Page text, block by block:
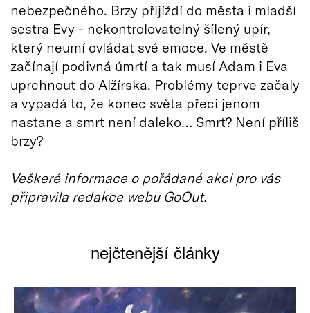
nebezpečného. Brzy přijíždí do města i mladší
sestra Evy - nekontrolovatelný šílený upír,
který neumí ovládat své emoce. Ve městě
začínají podivná úmrtí a tak musí Adam i Eva
uprchnout do Alžírska. Problémy teprve začaly
a vypadá to, že konec světa přeci jenom
nastane a smrt není daleko… Smrt? Není příliš
brzy?
Veškeré informace o pořádané akci pro vás
připravila redakce webu GoOut.
nejčtenější články